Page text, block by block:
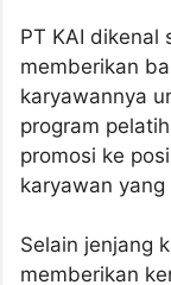
PT KAI dikenal
memberikan
karyawannya
program
promosi ke
karyawan
Selain jenjang
memberikan